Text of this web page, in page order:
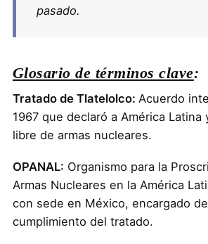
pasado.
Glosario de términos clave:
Tratado de Tlatelolco: Acuerdo
1967 que declaró a América Latina
libre de armas nucleares.
OPANAL: Organismo para la
Armas Nucleares en la América
con sede en México, encargado
cumplimiento del tratado.